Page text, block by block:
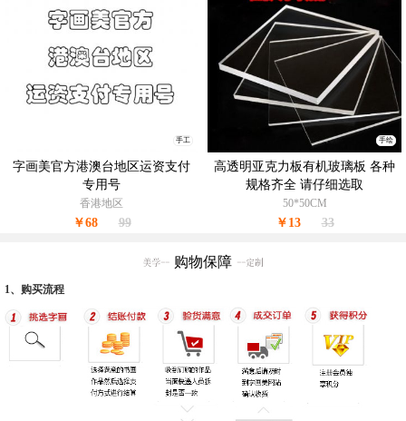
手工
字画美官方港澳台地区运资支付
专用号
香港地区
￥68 99
手绘
高透明亚克力板有机玻璃板 各种
规格齐全 请仔细选取
50*50CM
￥13 33
购物保障
1、购买流程